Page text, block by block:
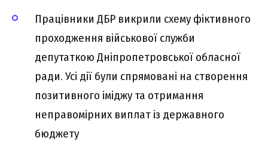
Працівники ДБР викрили схему фіктивного
проходження військової служби
депутаткою Дніпропетровської обласної
ради. Усі дії були спрямовані на створення
позитивного іміджу та отримання
неправомірних виплат із державного
бюджету